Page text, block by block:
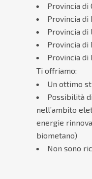
Provincia di
Provincia di
Provincia di
Provincia di
Provincia di
Ti offriamo:
Un ottimo
Possibilità
nell’ambito
energie
biometano)
Non sono